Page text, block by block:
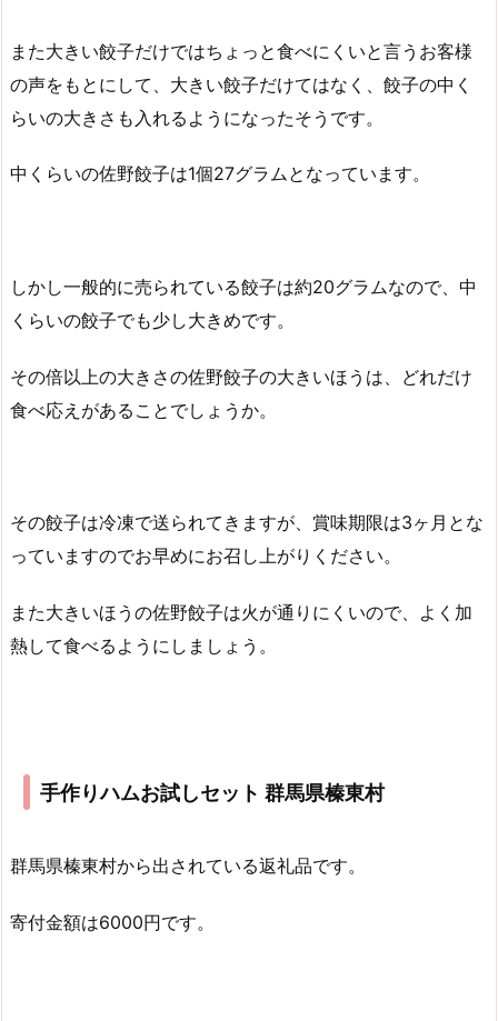
また大きい餃子だけではちょっと食べにくいと言うお客様
の声をもとにして、大きい餃子だけてはなく、餃子の中く
らいの大きさも入れるようになったそうです。
中くらいの佐野餃子は1個27グラムとなっています。
しかし一般的に売られている餃子は約20グラムなので、中
くらいの餃子でも少し大きめです。
その倍以上の大きさの佐野餃子の大きいほうは、どれだけ
食べ応えがあることでしょうか。
その餃子は冷凍で送られてきますが、賞味期限は3ヶ月とな
っていますのでお早めにお召し上がりください。
また大きいほうの佐野餃子は火が通りにくいので、よく加
熱して食べるようにしましょう。
手作りハムお試しセット 群馬県榛東村
群馬県榛東村から出されている返礼品です。
寄付金額は6000円です。